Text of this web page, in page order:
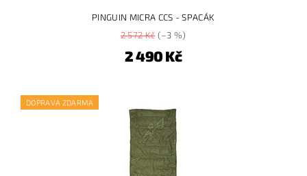
PINGUIN MICRA CCS - SPACÁK
2 572 Kč(–3 %)
2 490 Kč
DOPRAVA ZDARMA